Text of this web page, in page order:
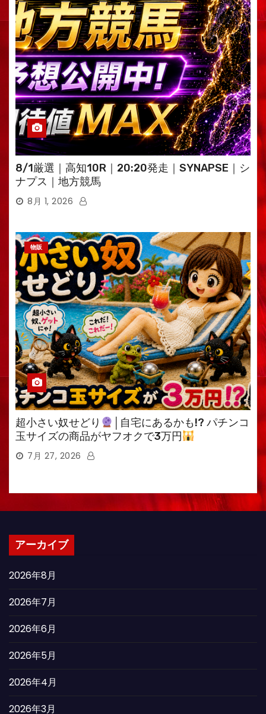
8/1厳選｜高知10R｜20:20発走｜SYNAPSE｜シ
ナプス｜地方競馬
8月 1, 2026
物販
超小さい奴せどり
│自宅にあるかも!? パチンコ
玉サイズの商品がヤフオクで3万円
7月 27, 2026
アーカイブ
2026年8月
2026年7月
2026年6月
2026年5月
2026年4月
2026年3月